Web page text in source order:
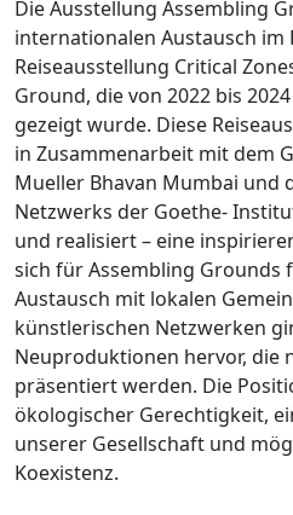
Die Ausstellung Assembling
internationalen Austausch im
Reiseausstellung Critical
Ground, die von 2022 bis
gezeigt wurde. Diese
in Zusammenarbeit mit dem
Mueller Bhavan Mumbai und
Netzwerks der Goethe-
und realisiert – eine
sich für Assembling Grounds
Austausch mit lokalen
künstlerischen Netzwerken
Neuproduktionen hervor, die
präsentiert werden. Die
ökologischer Gerechtigkeit,
unserer Gesellschaft und
Koexistenz.